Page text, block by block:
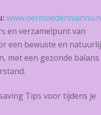
en verzamelpunt van
een bewuste en
met een gezonde balans
Tips voor tijdens je